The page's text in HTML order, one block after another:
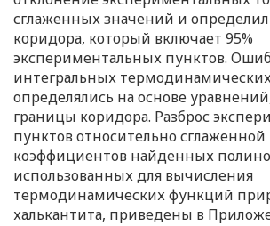
сглаженных значений и
коридора, который включает 95%
экспериментальных пунктов.
интегральных
определялись на основе
границы коридора. Разброс
пунктов относительно
коэффициентов найденных
использованных для вычисления
термодинамических функций
халькантита, приведены в